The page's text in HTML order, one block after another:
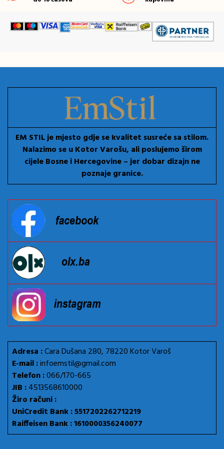
EM STIL je mjesto gdje se kvalitet susreće sa stilom.
Nalazimo se u Kotor Varošu, ali poslujemo širom
cijele Bosne i Hercegovine – jer dobar dizajn ne
poznaje granice.
Adresa :Cara Dušana 280, 78220 Kotor Varoš
E-mail :infoemstil@gmail.com
Telefon :066/170-665
JIB :4513568610000
Žiro računi :
UniCredit Bank : 5517202262712219
Raiffeisen Bank : 1610000356240077